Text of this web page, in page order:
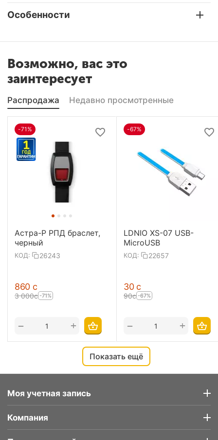
Особенности
Возможно, вас это
заинтересует
Распродажа Недавно просмотренные
-71%
Астра-Р РПД браслет,
черный
КОД: 26243
‍860‍ с
3 000с -71%
+
−
-67%
LDNIO XS-07 USB-
MicroUSB
КОД: 22657
‍30‍ с
‍90‍с -67%
+
−
Показать ещё
Моя учетная запись
Компания